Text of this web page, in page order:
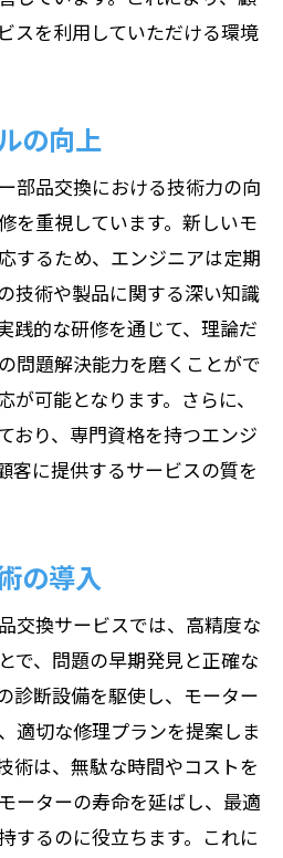
スを利用していただける環境
の向上
部品交換における技術力の向
を重視しています。新しいモ
するため、エンジニアは定期
技術や製品に関する深い知識
践的な研修を通じて、理論だ
問題解決能力を磨くことがで
が可能となります。さらに、
おり、専門資格を持つエンジ
客に提供するサービスの質を
の導入
交換サービスでは、高精度な
で、問題の早期発見と正確な
診断設備を駆使し、モーター
適切な修理プランを提案しま
術は、無駄な時間やコストを
ーターの寿命を延ばし、最適
するのに役立ちます。これに